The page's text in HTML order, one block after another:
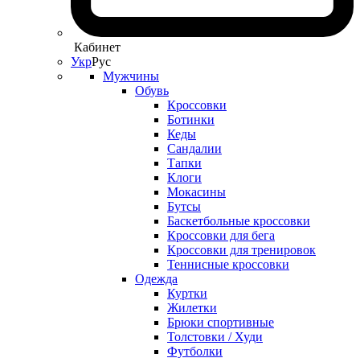
Кабинет
УкрРус
Мужчины
Обувь
Кроссовки
Ботинки
Кеды
Сандалии
Тапки
Клоги
Мокасины
Бутсы
Баскетбольные кроссовки
Кроссовки для бега
Кроссовки для тренировок
Теннисные кроссовки
Одежда
Куртки
Жилетки
Брюки спортивные
Толстовки / Худи
Футболки